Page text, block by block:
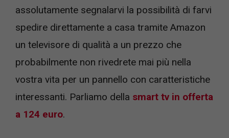
assolutamente segnalarvi la possibilità di farvi
spedire direttamente a casa tramite Amazon
un televisore di qualità a un prezzo che
probabilmente non rivedrete mai più nella
vostra vita per un pannello con caratteristiche
interessanti. Parliamo della smart tv in offerta
a 124 euro.